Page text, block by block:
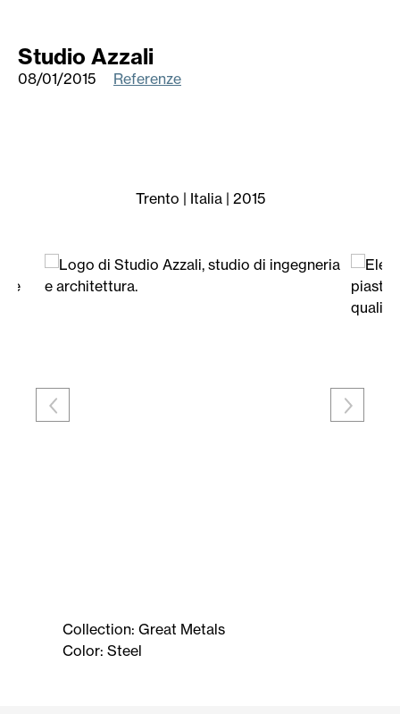
Studio Azzali
08/01/2015 Referenze
Trento | Italia | 2015
Collection: Great Metals
Color: Steel